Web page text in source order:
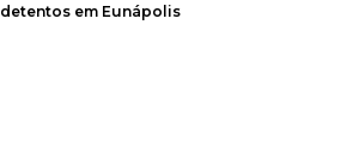
detentos em Eunápolis